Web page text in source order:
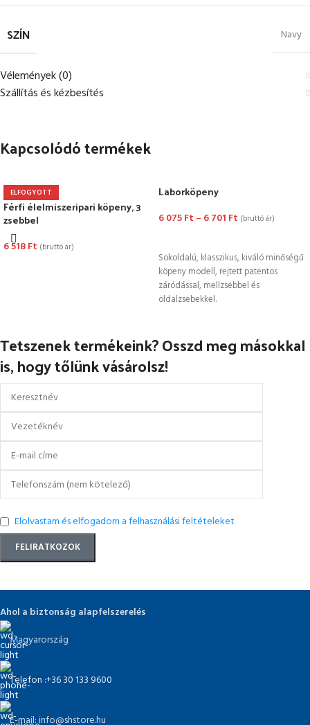
SZÍN Navy
Vélemények (0)
Szállítás és kézbesítés
Kapcsolódó termékek
ELFOGYOTT
Férfi élelmiszeripari köpeny, 3
zsebbel
6 518Ft (bruttó ár)
Laborköpeny
6 075Ft – 6 701 Ft (bruttó ár)
Sokoldalú, klasszikus, kiváló minőségű
köpeny modell, rejtett patentos
záródással, mellzsebbel és
oldalzsebekkel.
Tetszenek termékeink? Osszd meg másokkal
is, hogy tőlünk vásárolsz!
Elolvastam és elfogadom a felhasználási feltételeket
Ahol a biztonság alapfelszerelés
Magyarország
Telefon :+36 30 133 9600
E-mail: info@shstore.hu